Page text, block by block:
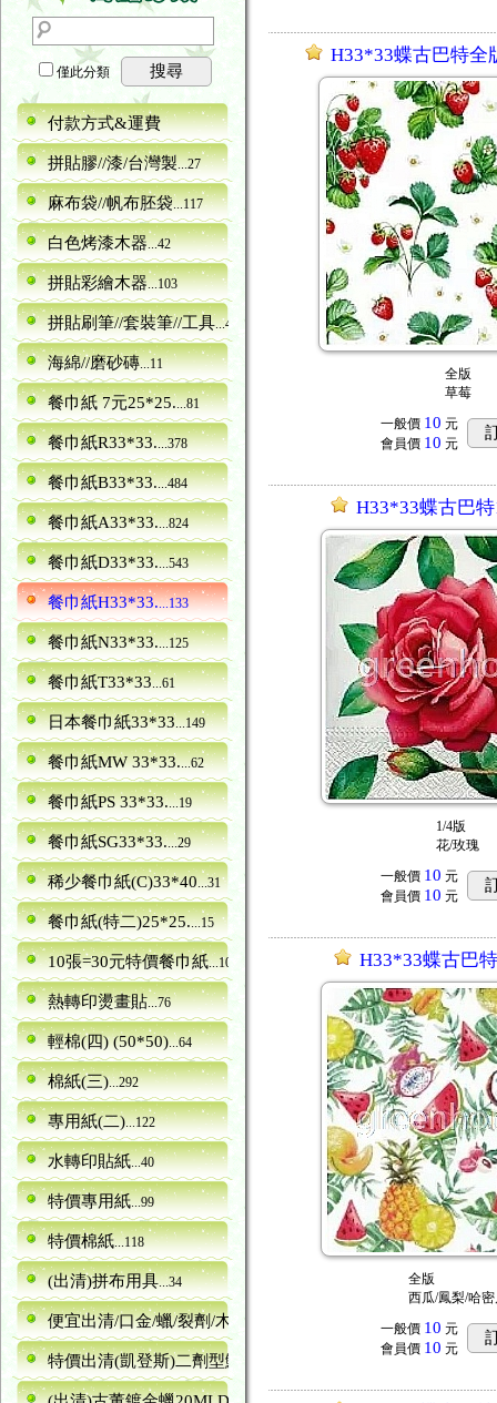
僅此分類 搜尋
付款方式&運費
拼貼膠//漆/台灣製...27
麻布袋//帆布胚袋...117
白色烤漆木器...42
拼貼彩繪木器...103
拼貼刷筆//套裝筆//工具...40
海綿//磨砂磚...11
餐巾紙 7元25*25....81
餐巾紙R33*33....378
餐巾紙B33*33....484
餐巾紙A33*33....824
餐巾紙D33*33....543
餐巾紙H33*33....133
餐巾紙N33*33....125
餐巾紙T33*33...61
日本餐巾紙33*33...149
餐巾紙MW 33*33....62
餐巾紙PS 33*33....19
餐巾紙SG33*33....29
稀少餐巾紙(C)33*40...31
餐巾紙(特二)25*25....15
10張=30元特價餐巾紙...10
熱轉印燙畫貼...76
輕棉(四) (50*50)...64
棉紙(三)...292
專用紙(二)...122
水轉印貼紙...40
特價專用紙...99
特價棉紙...118
(出清)拼布用具...34
便宜出清/口金/蠟/裂劑/木器
特價出清(凱登斯)二劑型鱷魚紋裂劑canence
H33*33蝶古巴特全
全版
草莓
一般價 10 元
會員價 10 元
H33*33蝶古巴
1/4版
花/玫瑰
一般價 10 元
會員價 10 元
H33*33蝶古巴
全版
西瓜/鳳梨/哈密
一般價 10 元
會員價 10 元